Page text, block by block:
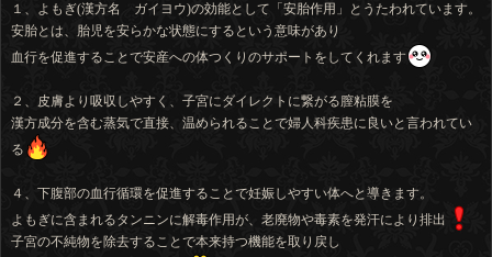
１、よもぎ(漢方名 ガイヨウ)の効能として「安胎作用」とうたわれています。
安胎とは、胎児を安らかな状態にするという意味があり
血行を促進することで安産への体つくりのサポートをしてくれます
２、皮膚より吸収しやすく、子宮にダイレクトに繋がる膣粘膜を
漢方成分を含む蒸気で直接、温められることで婦人科疾患に良いと言われてい
る
４、下腹部の血行循環を促進することで妊娠しやすい体へと導きます。
よもぎに含まれるタンニンに解毒作用が、老廃物や毒素を発汗により排出
子宮の不純物を除去することで本来持つ機能を取り戻し